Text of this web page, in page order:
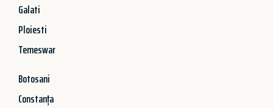
Galati
Ploiesti
Temeswar
Botosani
Constanța